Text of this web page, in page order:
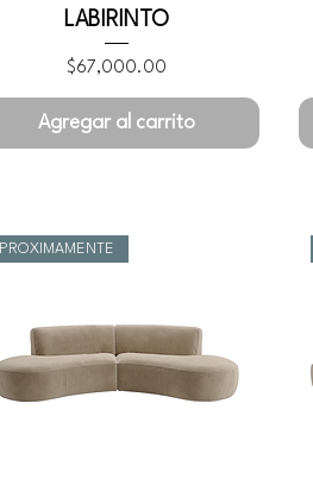
LABIRINTO
Precio
$67,000.00
Agregar al carrito
PROXIMAMENTE